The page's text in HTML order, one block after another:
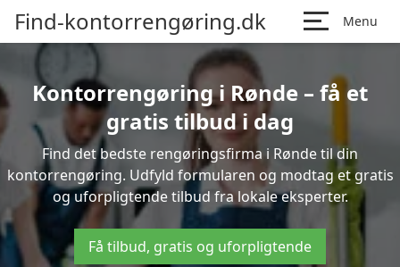
Find-kontorrengøring.dk Menu
Kontorrengøring i Rønde – få et
gratis tilbud i dag
Find det bedste rengøringsfirma i Rønde til din
kontorrengøring. Udfyld formularen og modtag et gratis
og uforpligtende tilbud fra lokale eksperter.
Få tilbud, gratis og uforpligtende